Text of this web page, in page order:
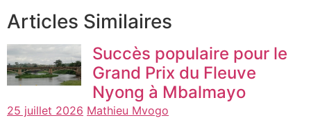
Articles Similaires
Succès populaire pour le
Grand Prix du Fleuve
Nyong à Mbalmayo
25 juillet 2026 Mathieu Mvogo